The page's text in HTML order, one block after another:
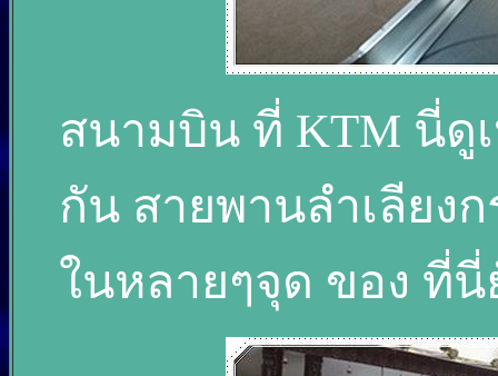
สนามบิน ที่ KTM นี่ดู
กัน สายพานลำเลียง
ในหลายๆจุด ของ ที่นี่